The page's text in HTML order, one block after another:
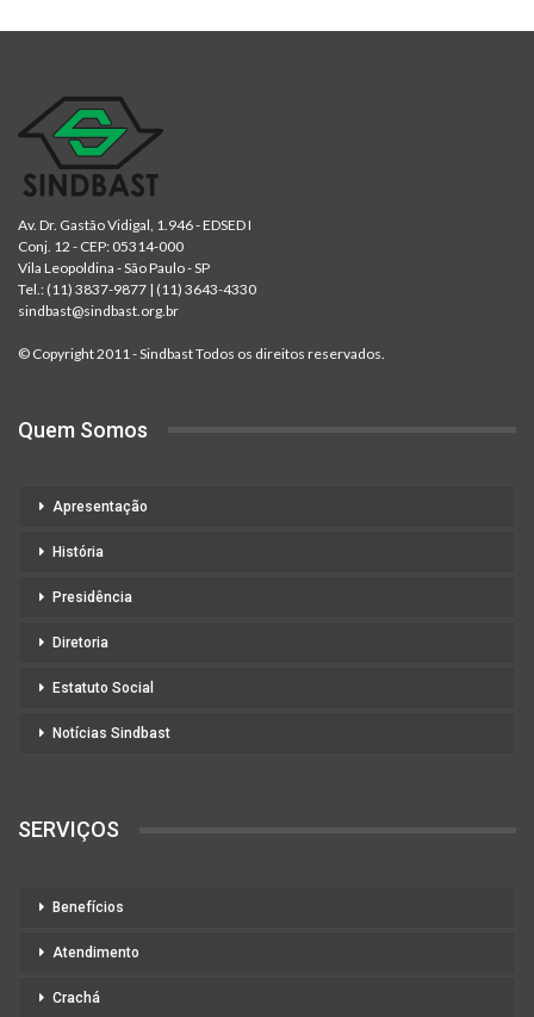
Av. Dr. Gastão Vidigal, 1.946 - EDSED I
Conj. 12 - CEP: 05314-000
Vila Leopoldina - São Paulo - SP
Tel.: (11) 3837-9877 | (11) 3643-4330
sindbast@sindbast.org.br
© Copyright 2011 - Sindbast Todos os direitos reservados.
Quem Somos
Apresentação
História
Presidência
Diretoria
Estatuto Social
Notícias Sindbast
SERVIÇOS
Benefícios
Atendimento
Crachá